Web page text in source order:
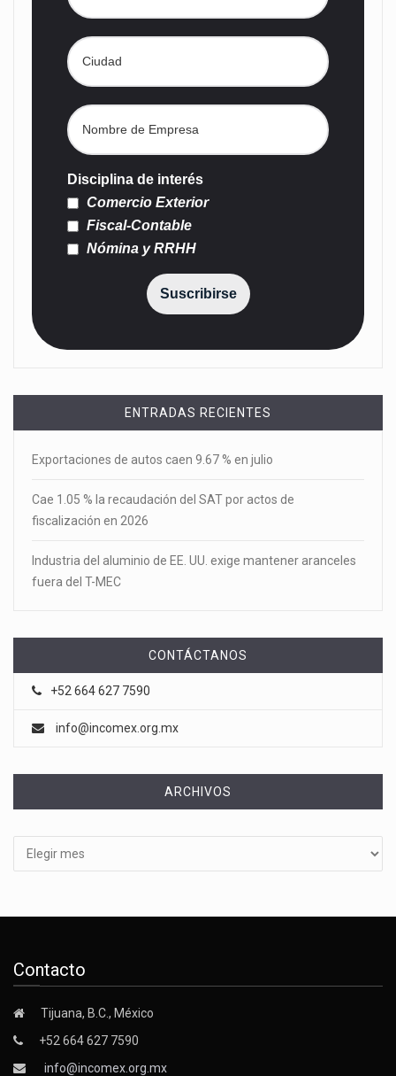
Disciplina de interés
Comercio Exterior
Fiscal-Contable
Nómina y RRHH
Suscribirse
ENTRADAS RECIENTES
Exportaciones de autos caen 9.67 % en julio
Cae 1.05 % la recaudación del SAT por actos de
fiscalización en 2026
Industria del aluminio de EE. UU. exige mantener aranceles
fuera del T-MEC
CONTÁCTANOS
+52 664 627 7590
info@incomex.org.mx
ARCHIVOS
Contacto
Tijuana, B.C., México
+52 664 627 7590
info@incomex.org.mx